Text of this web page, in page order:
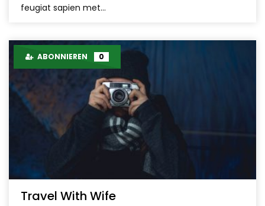
feugiat sapien met...
ABONNIEREN 0
Travel With Wife